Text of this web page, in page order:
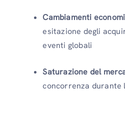
Cambiamenti
esitazione degli
eventi globali
Saturazione del
concorrenza durante